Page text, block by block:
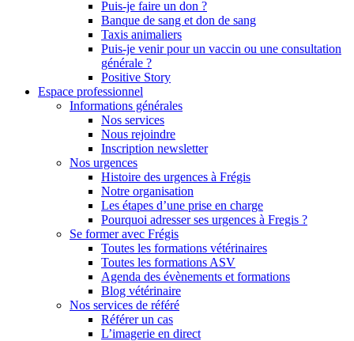
Puis-je faire un don ?
Banque de sang et don de sang
Taxis animaliers
Puis-je venir pour un vaccin ou une consultation
générale ?
Positive Story
Espace professionnel
Informations générales
Nos services
Nous rejoindre
Inscription newsletter
Nos urgences
Histoire des urgences à Frégis
Notre organisation
Les étapes d’une prise en charge
Pourquoi adresser ses urgences à Fregis ?
Se former avec Frégis
Toutes les formations vétérinaires
Toutes les formations ASV
Agenda des évènements et formations
Blog vétérinaire
Nos services de référé
Référer un cas
L’imagerie en direct